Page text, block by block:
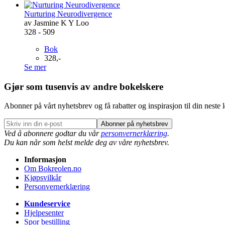
Nurturing Neurodivergence
av Jasmine K Y Loo
328 - 509
Bok
328,-
Se mer
Gjør som tusenvis av andre bokelskere
Abonner på vårt nyhetsbrev og få rabatter og inspirasjon til din neste
Abonner på nyhetsbrev
Ved å abonnere godtar du vårpersonvernerklæring.
Du kan når som helst melde deg av våre nyhetsbrev.
Informasjon
Om Bokreolen.no
Kjøpsvilkår
Personvernerklæring
Kundeservice
Hjelpesenter
Spor bestilling